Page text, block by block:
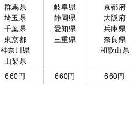
群馬県
埼玉県
千葉県
東京都
神奈川県
山梨県
岐阜県
静岡県
愛知県
三重県
京都府
大阪府
兵庫県
奈良県
和歌山県
660円 660円 660円